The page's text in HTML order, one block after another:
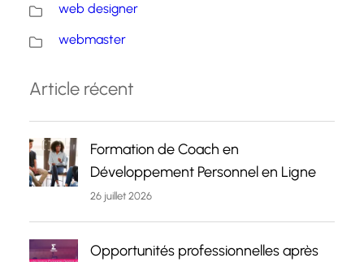
web designer
webmaster
Article récent
Formation de Coach en
Développement Personnel en Ligne
26 juillet 2026
Opportunités professionnelles après